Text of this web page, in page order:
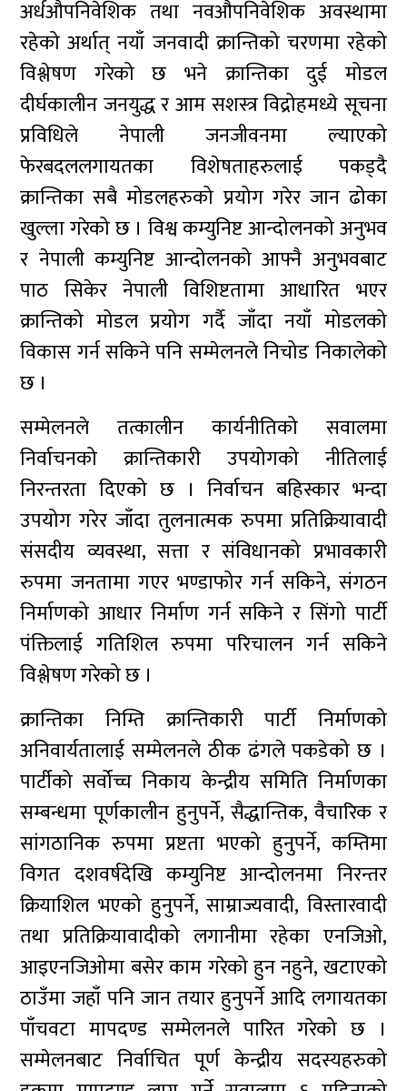
अर्धऔपनिवेशिक तथा नवऔपनिवेशिक अवस्थामा
रहेको अर्थात् नयाँ जनवादी क्रान्तिको चरणमा रहेको
विश्लेषण गरेको छ भने क्रान्तिका दुई मोडल
दीर्घकालीन जनयुद्ध र आम सशस्त्र विद्रोहमध्ये सूचना
प्रविधिले नेपाली जनजीवनमा ल्याएको
फेरबदललगायतका विशेषताहरुलाई पकड्दै
क्रान्तिका सबै मोडलहरुको प्रयोग गरेर जान ढोका
खुल्ला गरेको छ । विश्व कम्युनिष्ट आन्दोलनको अनुभव
र नेपाली कम्युनिष्ट आन्दोलनको आफ्नै अनुभवबाट
पाठ सिकेर नेपाली विशिष्टतामा आधारित भएर
क्रान्तिको मोडल प्रयोग गर्दै जाँदा नयाँ मोडलको
विकास गर्न सकिने पनि सम्मेलनले निचोड निकालेको
छ ।
सम्मेलनले तत्कालीन कार्यनीतिको सवालमा
निर्वाचनको क्रान्तिकारी उपयोगको नीतिलाई
निरन्तरता दिएको छ । निर्वाचन बहिस्कार भन्दा
उपयोग गरेर जाँदा तुलनात्मक रुपमा प्रतिक्रियावादी
संसदीय व्यवस्था, सत्ता र संविधानको प्रभावकारी
रुपमा जनतामा गएर भण्डाफोर गर्न सकिने, संगठन
निर्माणको आधार निर्माण गर्न सकिने र सिंगो पार्टी
पंक्तिलाई गतिशिल रुपमा परिचालन गर्न सकिने
विश्लेषण गरेको छ ।
क्रान्तिका निम्ति क्रान्तिकारी पार्टी निर्माणको
अनिवार्यतालाई सम्मेलनले ठीक ढंगले पकडेको छ ।
पार्टीको सर्वोच्च निकाय केन्द्रीय समिति निर्माणका
सम्बन्धमा पूर्णकालीन हुनुपर्ने, सैद्धान्तिक, वैचारिक र
सांगठानिक रुपमा प्रष्टता भएको हुनुपर्ने, कम्तिमा
विगत दशवर्षदेखि कम्युनिष्ट आन्दोलनमा निरन्तर
क्रियाशिल भएको हुनुपर्ने, साम्राज्यवादी, विस्तारवादी
तथा प्रतिक्रियावादीको लगानीमा रहेका एनजिओ,
आइएनजिओमा बसेर काम गरेको हुन नहुने, खटाएको
ठाउँमा जहाँ पनि जान तयार हुनुपर्ने आदि लगायतका
पाँचवटा मापदण्ड सम्मेलनले पारित गरेको छ ।
सम्मेलनबाट निर्वाचित पूर्ण केन्द्रीय सदस्यहरुको